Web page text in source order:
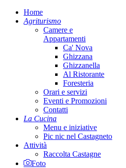
Home
Agriturismo
Camere e
Appartamenti
Ca' Nova
Ghizzana
Ghizzanella
Al Ristorante
Foresteria
Orari e servizi
Eventi e Promozioni
Contatti
La Cucina
Menu e iniziative
Pic nic nel Castagneto
Attività
Raccolta Castagne
Foto